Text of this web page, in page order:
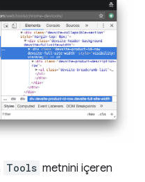
Tools metnini içeren